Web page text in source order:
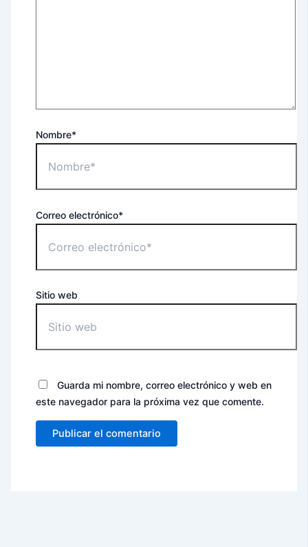
Nombre*
Correo electrónico*
Sitio web
Guarda mi nombre, correo electrónico y web en
este navegador para la próxima vez que comente.